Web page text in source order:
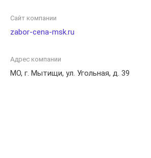
виде и долговечности вашего забора.
Сайт компании
zabor-cena-msk.ru
Адрес компании
МО, г. Мытищи, ул. Угольная, д. 39